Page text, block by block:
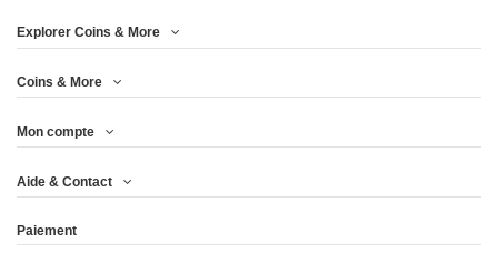
Explorer Coins & More
Coins & More
Mon compte
Aide & Contact
Paiement